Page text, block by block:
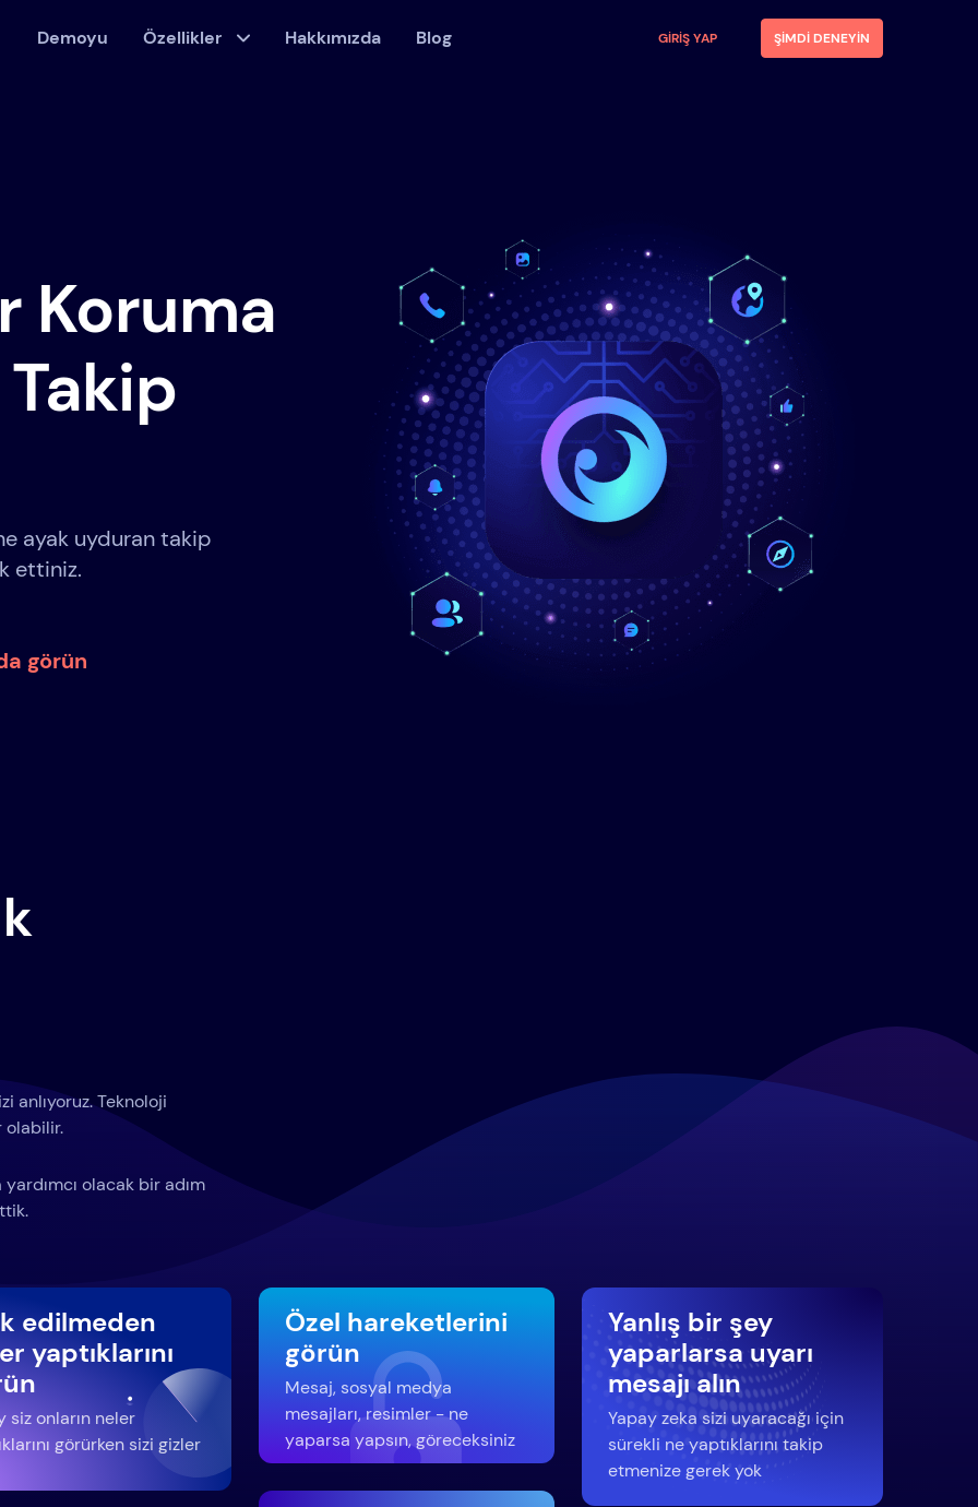
Demoyu Özellikler Hakkımızda Blog GIRIŞ YAP ŞIMDI DENEYIN
Koruma
ayak uyduran takip
ettiniz.
görün
anlıyoruz. Teknoloji
olabilir.
olacak bir adım
edilmeden
yaptıklarını
siz onların neler
görürken sizi gizler
Özel hareketlerini
görün
Mesaj, sosyal medya
mesajları, resimler - ne
yaparsa yapsın, göreceksiniz
Yanlış bir şey
yaparlarsa uyarı
mesajı alın
Yapay zeka sizi uyaracağı için
sürekli ne yaptıklarını takip
etmenize gerek yok